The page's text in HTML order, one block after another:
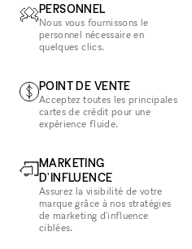
PERSONNEL
Nous vous fournissons le
personnel nécessaire en
quelques clics.
POINT DE VENTE
Acceptez toutes les principales
cartes de crédit pour une
expérience fluide.
MARKETING
D'INFLUENCE
Assurez la visibilité de votre
marque grâce à nos stratégies
de marketing d'influence
ciblées.